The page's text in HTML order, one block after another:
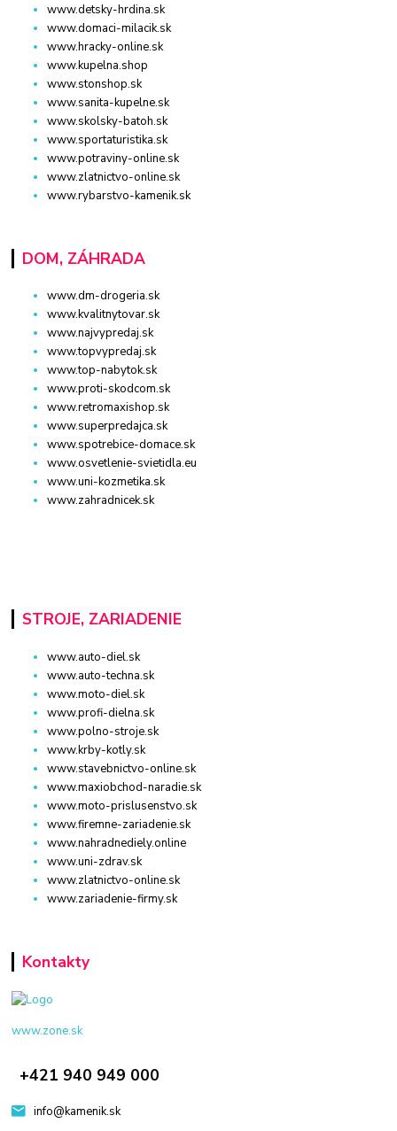
www.detsky-hrdina.sk
www.domaci-milacik.sk
www.hracky-online.sk
www.kupelna.shop
www.stonshop.sk
www.sanita-kupelne.sk
www.skolsky-batoh.sk
www.sportaturistika.sk
www.potraviny-online.sk
www.zlatnictvo-online.sk
www.rybarstvo-kamenik.sk
DOM, ZÁHRADA
www.dm-drogeria.sk
www.kvalitnytovar.sk
www.najvypredaj.sk
www.topvypredaj.sk
www.top-nabytok.sk
www.proti-skodcom.sk
www.retromaxishop.sk
www.superpredajca.sk
www.spotrebice-domace.sk
www.osvetlenie-svietidla.eu
www.uni-kozmetika.sk
www.zahradnicek.sk
STROJE, ZARIADENIE
www.auto-diel.sk
www.auto-techna.sk
www.moto-diel.sk
www.profi-dielna.sk
www.polno-stroje.sk
www.krby-kotly.sk
www.stavebnictvo-online.sk
www.maxiobchod-naradie.sk
www.moto-prislusenstvo.sk
www.firemne-zariadenie.sk
www.nahradnediely.online
www.uni-zdrav.sk
www.zlatnictvo-online.sk
www.zariadenie-firmy.sk
Kontakty
www.zone.sk
+421 940 949 000
info@kamenik.sk